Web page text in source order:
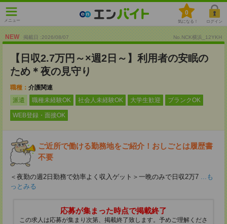
メニュー
0
気になる！ ログイン
NEW 掲載日 :2026/08/07 No.NCK横浜_12YKH
【日収2.7万円～×週2日～】利用者の安眠の
ため＊夜の見守り
職種： 介護関連
派遣
職種未経験OK 社会人未経験OK 大学生歓迎 ブランクOK
WEB登録・面接OK
ご近所で働ける勤務地をご紹介！おしごとは履歴書
不要
＜夜勤の週2日勤務で効率よく収入ゲット＞一晩のみで日収2万7 ...も
っとみる
応募が集まった時点で掲載終了
この求人は応募が集まり次第、掲載終了致します。予めご理解くださ